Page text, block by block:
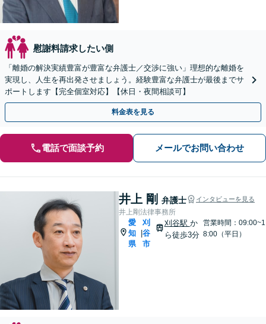
慰謝料請求したい側
「離婚の解決実績豊富が豊富な弁護士／交渉に強い」理想的な離婚を
実現し、人生を再出発させましょう。経験豊富な弁護士が最後までサ
ポートします【完全個室対応】【休日・夜間相談可】
料金表を見る
電話で面談予約 メールでお問い合わせ
井上 剛 弁護士 インタビューを見る
井上剛法律事務所
愛
知
県
刈
谷
市
刈谷駅 か
ら徒歩3分
営業時間：09:00~1
8:00（平日）